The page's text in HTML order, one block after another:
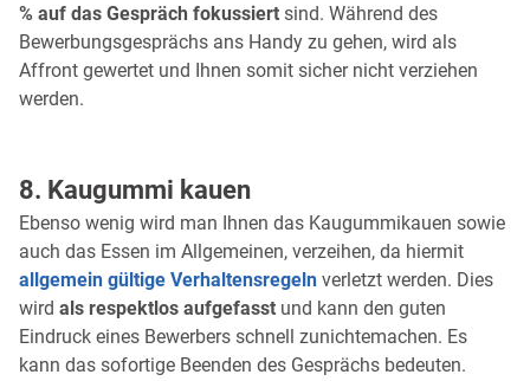
% auf das Gespräch fokussiert sind. Während des
Bewerbungsgesprächs ans Handy zu gehen, wird als
Affront gewertet und Ihnen somit sicher nicht verziehen
werden.
8. Kaugummi kauen
Ebenso wenig wird man Ihnen das Kaugummikauen sowie
auch das Essen im Allgemeinen, verzeihen, da hiermit
allgemein gültige Verhaltensregeln verletzt werden. Dies
wird als respektlos aufgefasst und kann den guten
Eindruck eines Bewerbers schnell zunichtemachen. Es
kann das sofortige Beenden des Gesprächs bedeuten.